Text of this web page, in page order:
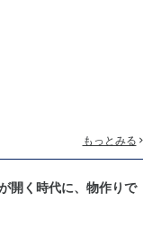
もっとみる
開く時代に、物作りで